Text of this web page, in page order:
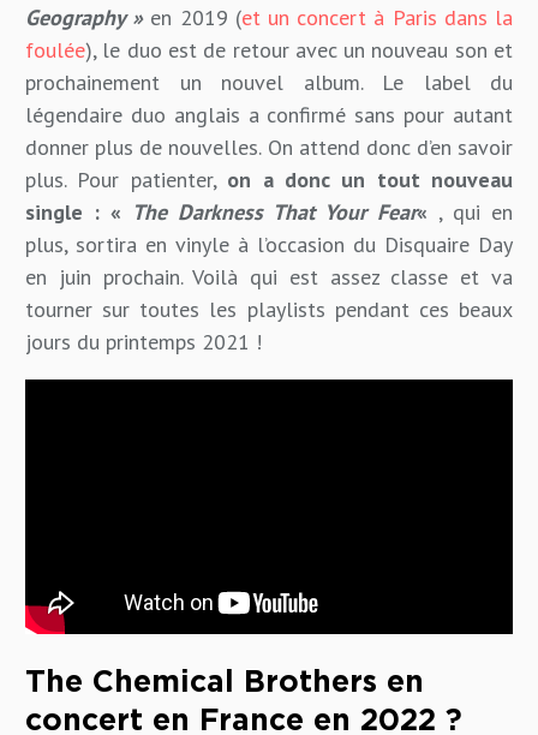
Geography »en 2019 (et un concert à Paris dans la
foulée), le duo est de retour avec un nouveau son et
prochainement un nouvel album. Le label du
légendaire duo anglais a confirmé sans pour autant
donner plus de nouvelles. On attend donc d’en savoir
plus. Pour patienter, on a donc un tout nouveau
single : « The Darkness That Your Fear« , qui en
plus, sortira en vinyle à l’occasion du Disquaire Day
en juin prochain. Voilà qui est assez classe et va
tourner sur toutes les playlists pendant ces beaux
jours du printemps 2021 !
The Chemical Brothers en
concert en France en 2022 ?